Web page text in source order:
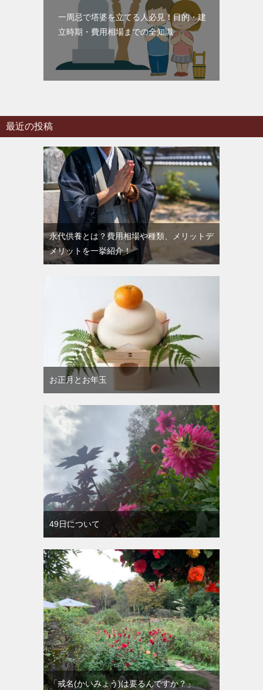
一周忌で塔婆を立てる人必見！目的・建
立時期・費用相場までの全知識
最近の投稿
永代供養とは？費用相場や種類、メリットデ
メリットを一挙紹介！
お正月とお年玉
49日について
「戒名(かいみょう)は要るんですか？」